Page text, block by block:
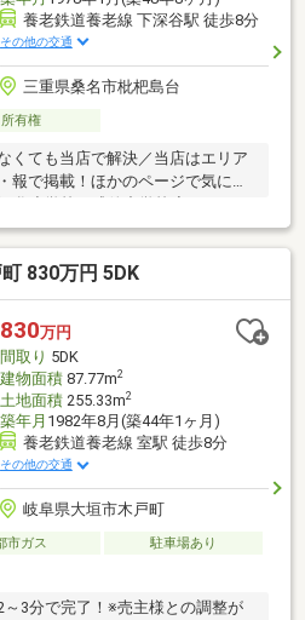
養老鉄道養老線 下深谷駅 徒歩8分
その他の交通
三重県桑名市枇杷島台
所有権
くても当店で解決／当店はエリア
報で掲載！ほかのページで気にな
下深谷駅」まで徒歩約8分◆落ち
数あり※写真をクリックすると、
＝＝＝＝＝＝＝＝＝＝＝＝＝＝＝
内可能です♪》地域密着店の私達
宅ローンプランなどご丁寧にご案
＝＝＝＝＝＝＝＝＝＝＝＝＝＝＝
830万円 5DK
830万円
間取り 5DK
建物面積87.77m2
土地面積255.33m2
築年月 1982年8月(築44年1ヶ月)
養老鉄道養老線 室駅 徒歩8分
その他の交通
岐阜県大垣市木戸町
市ガス
駐車場あり
3分で完了！※売主様との調整が